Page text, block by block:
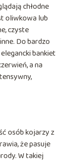
chłodne
oliwkowa lub
czyste
Do bardzo
bankiet
a na
osób kojarzy z
że pasuje
W takiej